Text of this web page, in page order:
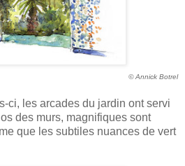
© Annick Botrel
ci, les arcades du jardin ont servi
des murs, magnifiques sont
que les subtiles nuances de vert